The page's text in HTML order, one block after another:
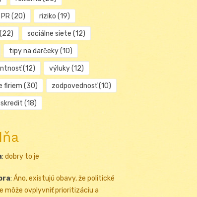
(20) riziko (19)
(22) sociálne siete (12)
tipy na darčeky(10)
(12) výluky(12)
firiem (30) zodpovednosť(10)
(18)
: dobry to je
: Áno, existujú obavy, že politické
môže ovplyvniť prioritizáciu a